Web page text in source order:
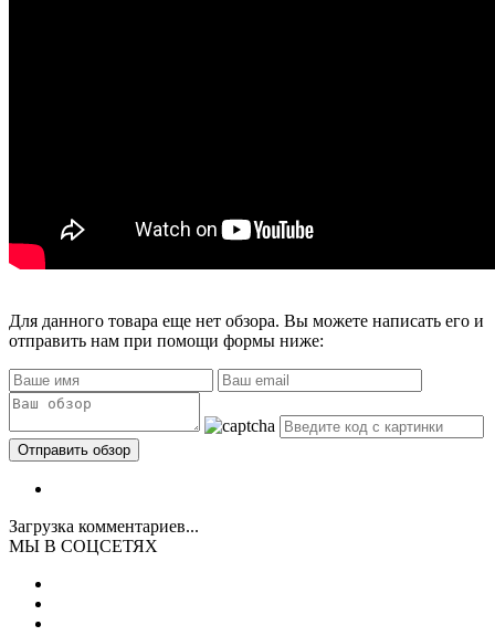
Для данного товара еще нет обзора. Вы можете написать его и
отправить нам при помощи формы ниже:
Загрузка комментариев...
МЫ В СОЦСЕТЯХ